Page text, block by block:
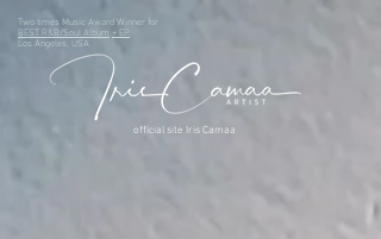
official site Iris Camaa
Two times Music Award Winner for
BEST R&B/Soul Album + EP
Los Angeles, USA